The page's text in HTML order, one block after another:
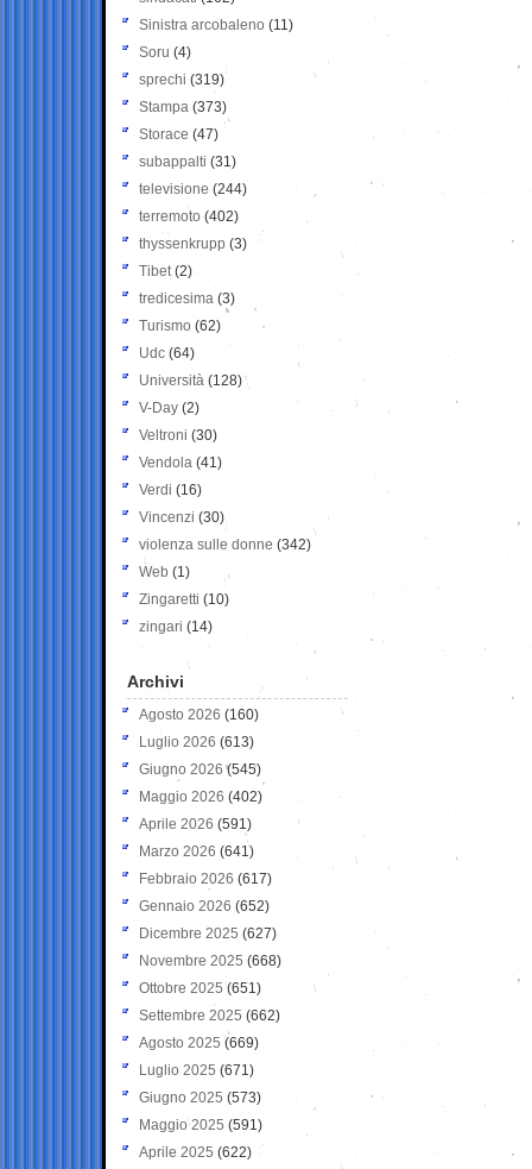
Sinistra arcobaleno (11)
Soru (4)
sprechi (319)
Stampa (373)
Storace (47)
subappalti (31)
televisione(244)
terremoto (402)
thyssenkrupp (3)
Tibet(2)
tredicesima (3)
Turismo (62)
Udc (64)
Università (128)
V-Day (2)
Veltroni (30)
Vendola (41)
Verdi (16)
Vincenzi (30)
violenza sulle donne (342)
Web (1)
Zingaretti (10)
zingari (14)
Archivi
Agosto 2026 (160)
Luglio 2026 (613)
Giugno 2026 (545)
Maggio 2026 (402)
Aprile 2026 (591)
Marzo 2026 (641)
Febbraio 2026 (617)
Gennaio 2026 (652)
Dicembre 2025 (627)
Novembre 2025 (668)
Ottobre 2025 (651)
Settembre 2025 (662)
Agosto 2025 (669)
Luglio 2025 (671)
Giugno 2025 (573)
Maggio 2025 (591)
Aprile 2025 (622)